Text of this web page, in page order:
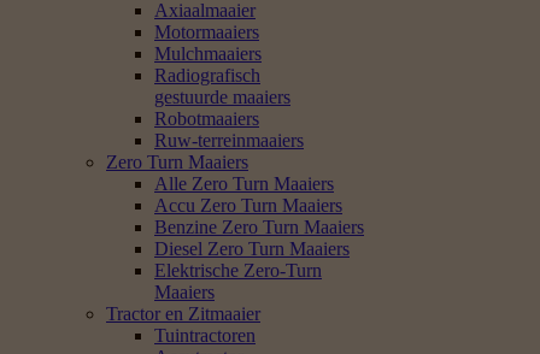
Axiaalmaaier
Motormaaiers
Mulchmaaiers
Radiografisch
gestuurde maaiers
Robotmaaiers
Ruw-terreinmaaiers
Zero Turn Maaiers
Alle Zero Turn Maaiers
Accu Zero Turn Maaiers
Benzine Zero Turn Maaiers
Diesel Zero Turn Maaiers
Elektrische Zero-Turn
Maaiers
Tractor en Zitmaaier
Tuintractoren